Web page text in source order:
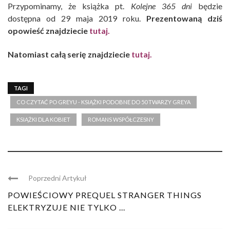
Przypominamy, że książka pt. Kolejne 365 dnibędzie
dostępna od 29 maja 2019 roku. Prezentowaną dziś
opowieść znajdziecie tutaj.
Natomiast całą serię znajdziecie tutaj.
TAGI
CO CZYTAĆ PO GREYU - KSIĄŻKI PODOBNE DO 50 TWARZY GREYA
KSIĄŻKI DLA KOBIET ROMANS WSPÓŁCZESNY
Poprzedni Artykuł
POWIEŚCIOWY PREQUEL STRANGER THINGS
ELEKTRYZUJE NIE TYLKO ...